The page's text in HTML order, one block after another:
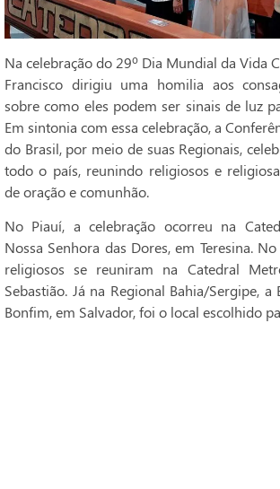
Na celebração do 29º Dia Mundial da Vida
Francisco dirigiu uma homilia aos
sobre como eles podem ser sinais de luz
Em sintonia com essa celebração, a
do Brasil, por meio de suas Regionais,
todo o país, reunindo religiosos e
de oração e comunhão.
No Piauí, a celebração ocorreu na
Nossa Senhora das Dores, em Teresina.
religiosos se reuniram na Catedral
Sebastião. Já na Regional Bahia/Sergipe, a
Bonfim, em Salvador, foi o local escolhido